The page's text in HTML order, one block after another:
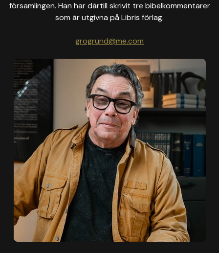
församlingen. Han har därtill skrivit tre bibelkommentarer
som är utgivna på Libris förlag.
grogrund@me.com